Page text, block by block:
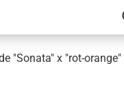
"Sonata" x "rot-